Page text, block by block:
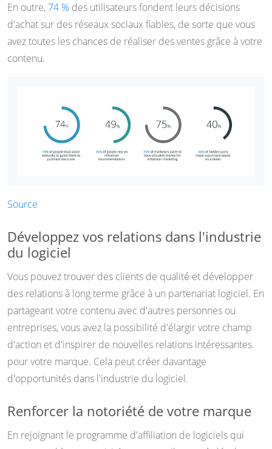
En outre,74 % des utilisateurs fondent leurs décisions
d'achat sur des réseaux sociaux fiables, de sorte que vous
avez toutes les chances de réaliser des ventes grâce à votre
contenu.
Source
Développez vos relations dans l'industrie
du logiciel
Vous pouvez trouver des clients de qualité et développer
des relations à long terme grâce à un partenariat logiciel. En
partageant votre contenu avec d'autres personnes ou
entreprises, vous avez la possibilité d'élargir votre champ
d'action et d'inspirer de nouvelles relations intéressantes
pour votre marque. Cela peut créer davantage
d'opportunités dans l'industrie du logiciel.
Renforcer la notoriété de votre marque
En rejoignant le programme d'affiliation de logiciels qui